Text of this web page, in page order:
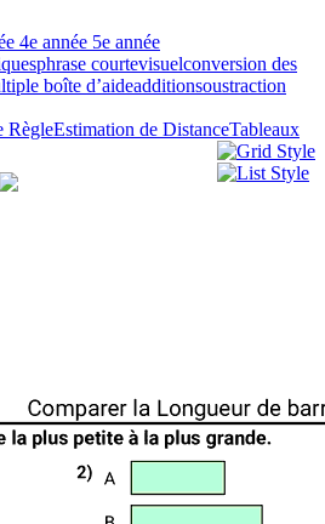
4e année 5e année
phrase courtevisuelconversion des
boîte d’aideadditionsoustraction
RègleEstimation de DistanceTableaux